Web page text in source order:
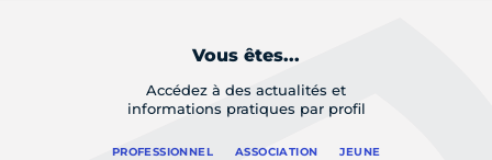
Vous êtes...
Accédez à des actualités et
informations pratiques par profil
PROFESSIONNEL ASSOCIATION JEUNE